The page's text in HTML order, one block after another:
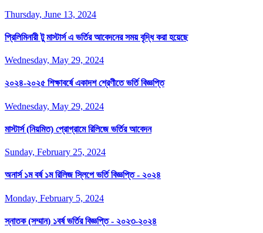
Thursday, June 13, 2024
প্রিলিমিনারী টু মাস্টার্স এ ভর্তির আবেদনের সময় বৃদ্ধি করা হয়েছে
Wednesday, May 29, 2024
২০২৪-২০২৫ শিক্ষাবর্ষে একাদশ শ্রেণীতে ভর্তি বিজ্ঞপ্তি
Wednesday, May 29, 2024
মাস্টার্স (নিয়মিত) প্রোগ্রামে রিলিজে ভর্তির আবেদন
Sunday, February 25, 2024
অনার্স ১ম বর্ষ ১ম রিলিজ স্লিপে ভর্তি বিজ্ঞপ্তি - ২০২৪
Monday, February 5, 2024
স্নাতক (সম্মান) ১বর্ষ ভর্তির বিজ্ঞপ্তি - ২০২৩-২০২৪